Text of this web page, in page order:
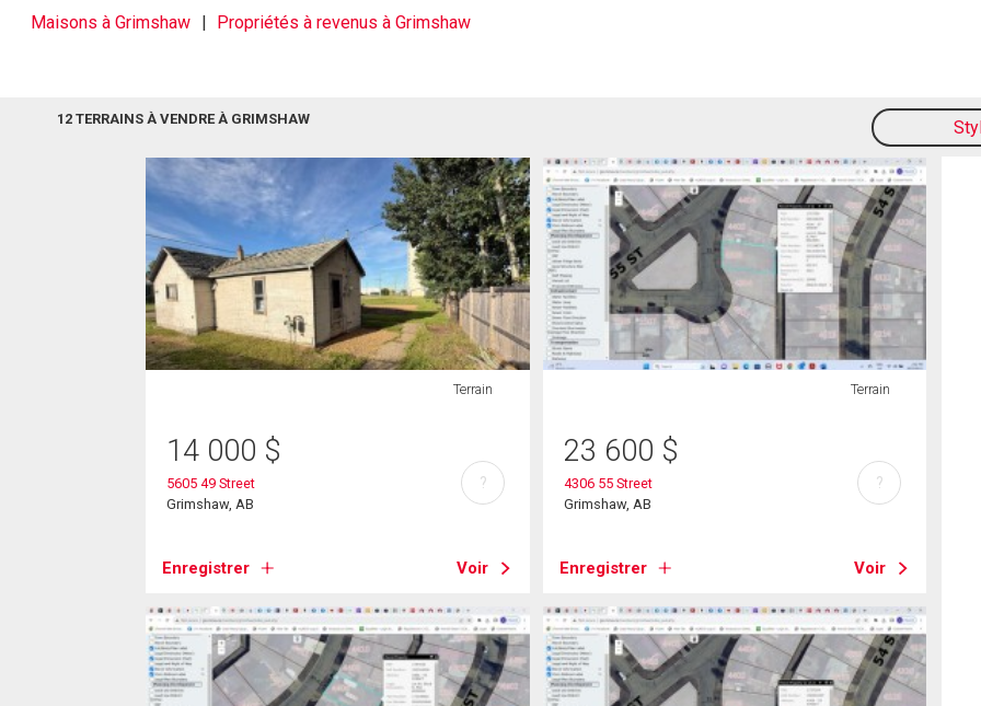
Maisons à Grimshaw Propriétés à revenus à Grimshaw
12 TERRAINS À VENDRE À GRIMSHAW
Terrain
14 000 $
5605 49 Street
Grimshaw, AB
Enregistrer Voir
?
Terrain
23 600 $
4306 55 Street
Grimshaw, AB
Enregistrer Voir
?